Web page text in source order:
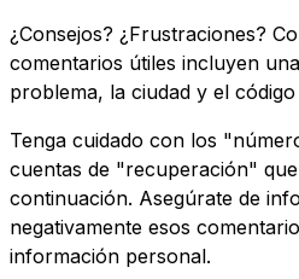
¿Consejos? ¿Frustraciones?
comentarios útiles incluyen
problema, la ciudad y el
Tenga cuidado con los
cuentas de "recuperación"
continuación. Asegúrate de
negativamente esos
información personal.